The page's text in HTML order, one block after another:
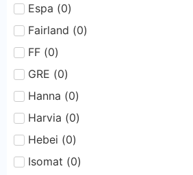
Espa (0)
Fairland (0)
FF (0)
GRE (0)
Hanna (0)
Harvia (0)
Hebei (0)
Isomat (0)